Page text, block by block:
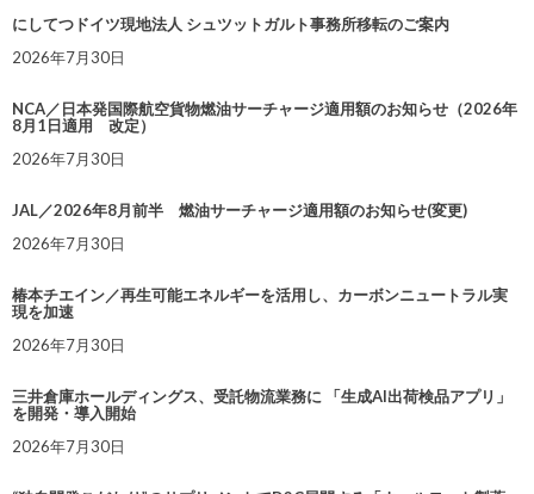
にしてつドイツ現地法人 シュツットガルト事務所移転のご案内
2026年7月30日
NCA／日本発国際航空貨物燃油サーチャージ適用額のお知らせ（2026年
8月1日適用 改定）
2026年7月30日
JAL／2026年8月前半 燃油サーチャージ適用額のお知らせ(変更)
2026年7月30日
椿本チエイン／再生可能エネルギーを活用し、カーボンニュートラル実
現を加速
2026年7月30日
三井倉庫ホールディングス、受託物流業務に 「生成AI出荷検品アプリ」
を開発・導入開始
2026年7月30日